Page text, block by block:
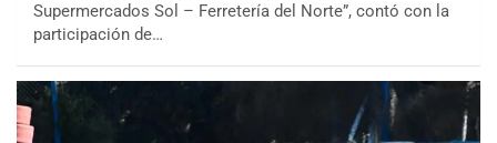
Supermercados Sol – Ferretería del Norte”, contó con la
participación de…